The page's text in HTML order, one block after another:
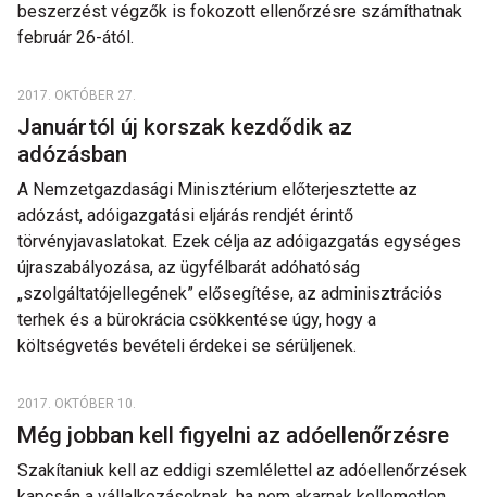
beszerzést végzők is fokozott ellenőrzésre számíthatnak
február 26-ától.
2017. OKTÓBER 27.
Januártól új korszak kezdődik az
adózásban
A Nemzetgazdasági Minisztérium előterjesztette az
adózást, adóigazgatási eljárás rendjét érintő
törvényjavaslatokat. Ezek célja az adóigazgatás egységes
újraszabályozása, az ügyfélbarát adóhatóság
„szolgáltatójellegének” elősegítése, az adminisztrációs
terhek és a bürokrácia csökkentése úgy, hogy a
költségvetés bevételi érdekei se sérüljenek.
2017. OKTÓBER 10.
Még jobban kell figyelni az adóellenőrzésre
Szakítaniuk kell az eddigi szemlélettel az adóellenőrzések